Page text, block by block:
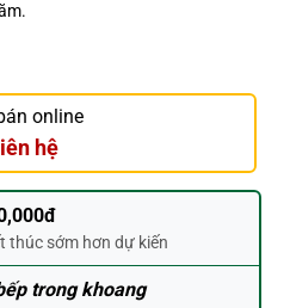
online
hệ
thúc sớm hơn dự kiến
trong khoang